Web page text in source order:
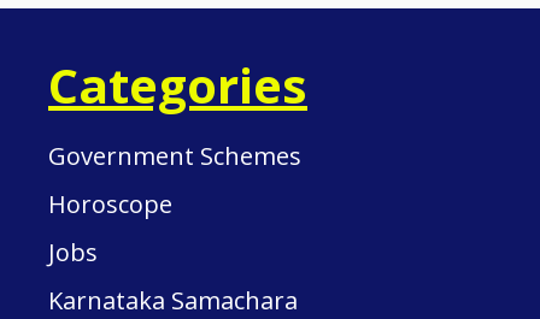
Categories
Government Schemes
Horoscope
Jobs
Karnataka Samachara